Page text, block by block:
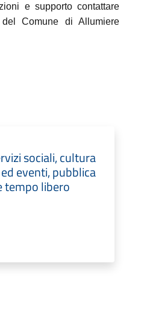
e supporto contattare
del Comune di Allumiere
sociali, cultura
eventi, pubblica
tempo libero